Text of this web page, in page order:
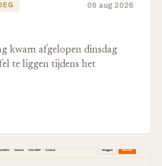
06 aug 2026
kwam afgelopen dinsdag
te liggen tijdens het